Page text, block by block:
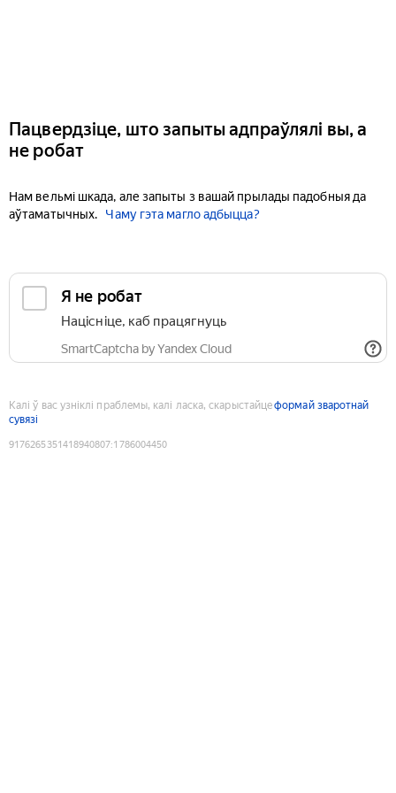
Пацвердзіце, што запыты адпраўлялі вы, а
не робат
Нам вельмі шкада, але запыты з вашай прылады падобныя да
аўтаматычных.
Чаму гэта магло адбыцца?
Я не робат
Націсніце, каб працягнуць
SmartCaptcha by Yandex Cloud
Калі ў вас узніклі праблемы, калі ласка, скарыстайцеформай зваротнай
сувязі
9176265351418940807:1786004450